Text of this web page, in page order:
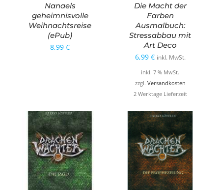
Nanaels
geheimnisvolle
Weihnachtsreise
(ePub)
8,99 €
Die Macht der
Farben
Ausmalbuch:
Stressabbau mit
Art Deco
6,99 € inkl. MwSt.
inkl. 7 % MwSt.
zzgl. Versandkosten
2 Werktage Lieferzeit